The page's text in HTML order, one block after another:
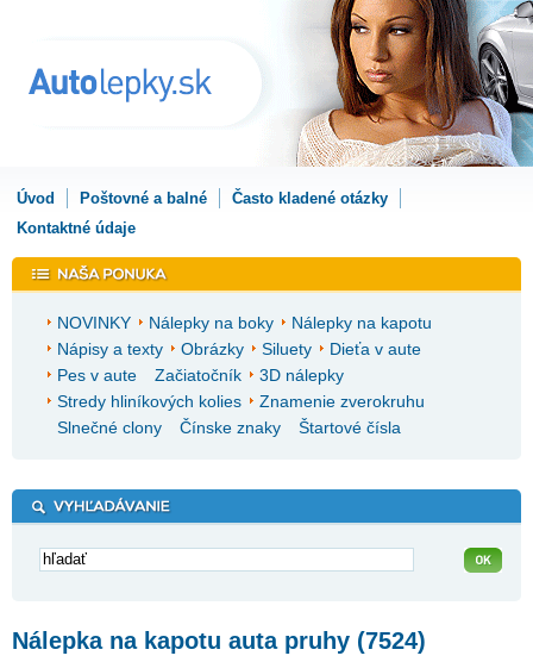
Úvod Poštovné a balné
Často kladené otázky
Kontaktné údaje
NOVINKY Nálepky na boky
Nálepky na kapotu
Nápisy a texty
Obrázky Siluety
Dieťa v aute
Pes v aute
Začiatočník
3D nálepky
Stredy hliníkových kolies
Znamenie zverokruhu
Slnečné clony
Čínske znaky Štartové čísla
Nálepka na kapotu auta pruhy (7524)